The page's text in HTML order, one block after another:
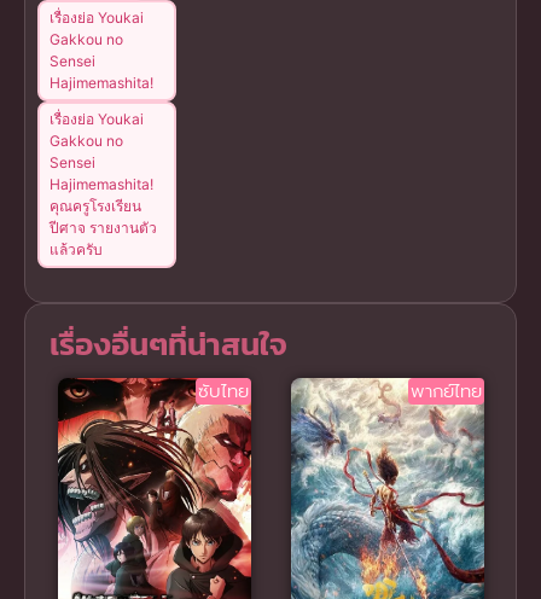
เรื่องย่อ Youkai
Gakkou no
Sensei
Hajimemashita!
เรื่องย่อ Youkai
Gakkou no
Sensei
Hajimemashita!
คุณครูโรงเรียน
ปีศาจ รายงานตัว
แล้วครับ
เรื่องอื่นๆที่น่าสนใจ
ซับไทย พากย์ไทย